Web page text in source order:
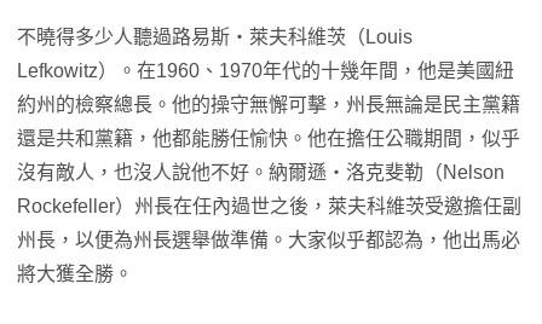
不曉得多少人聽過路易斯‧萊夫科維茨（Louis
Lefkowitz）。在1960、1970年代的十幾年間，他是美國紐
約州的檢察總長。他的操守無懈可擊，州長無論是民主黨籍
還是共和黨籍，他都能勝任愉快。他在擔任公職期間，似乎
沒有敵人，也沒人說他不好。納爾遜‧洛克斐勒（Nelson
Rockefeller）州長在任內過世之後，萊夫科維茨受邀擔任副
州長，以便為州長選舉做準備。大家似乎都認為，他出馬必
將大獲全勝。